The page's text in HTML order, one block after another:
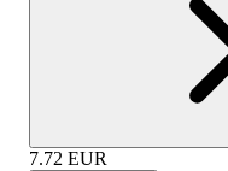
7.72 EUR